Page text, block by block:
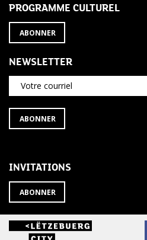
PROGRAMME CULTUREL
ABONNER
NEWSLETTER
Votre courriel
S'ABONNER
À
ABONNER
INVITATIONS
ABONNER